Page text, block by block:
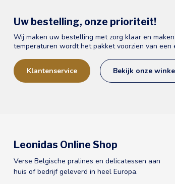
Uw bestelling, onze prioriteit!
Wij maken uw bestelling met zorg klaar en
temperaturen wordt het pakket voorzien van
Klantenservice Bekijk onze
Leonidas Online Shop
Verse Belgische pralines en delicatessen aan
huis of bedrijf geleverd in heel Europa.